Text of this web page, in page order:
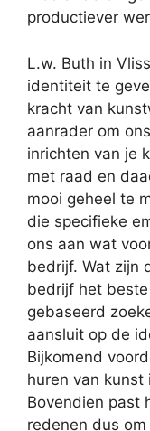
productiever
L.w. Buth in
identiteit te
kracht van
aanrader om
inrichten van je
met raad en
mooi geheel te
die specifieke
ons aan wat
bedrijf. Wat zijn
bedrijf het
gebaseerd
aansluit op de
Bijkomend
huren van
Bovendien past
redenen dus